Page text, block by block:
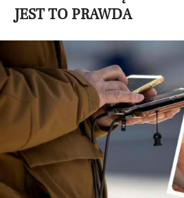
JEST TO PRAWDA